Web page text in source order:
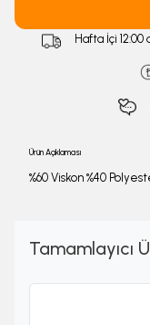
Hafta İçi
Ürün Açıklaması
%60 Viskon %40
Tamamlayıcı